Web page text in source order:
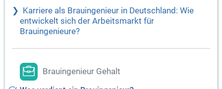
Karriere als Brauingenieur in Deutschland: Wie
entwickelt sich der Arbeitsmarkt für
Brauingenieure?
Brauingenieur Gehalt